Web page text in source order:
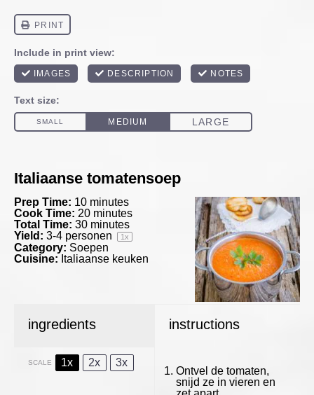
Italiaanse tomatensoep
Prep Time: 10 minutes
Cook Time: 20 minutes
Total Time: 30 minutes
Yield: 3-4 personen 1x
Category: Soepen
Cuisine: Italiaanse keuken
ingredients
SCALE 1x 2x 3x
instructions
Ontvel de tomaten,
snijd ze in vieren en